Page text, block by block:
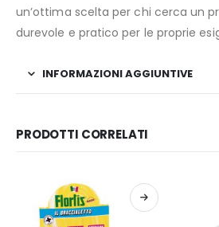
un’ottima scelta per chi cerca un
durevole e pratico per le proprie
INFORMAZIONI AGGIUNTIVE
PRODOTTI CORRELATI